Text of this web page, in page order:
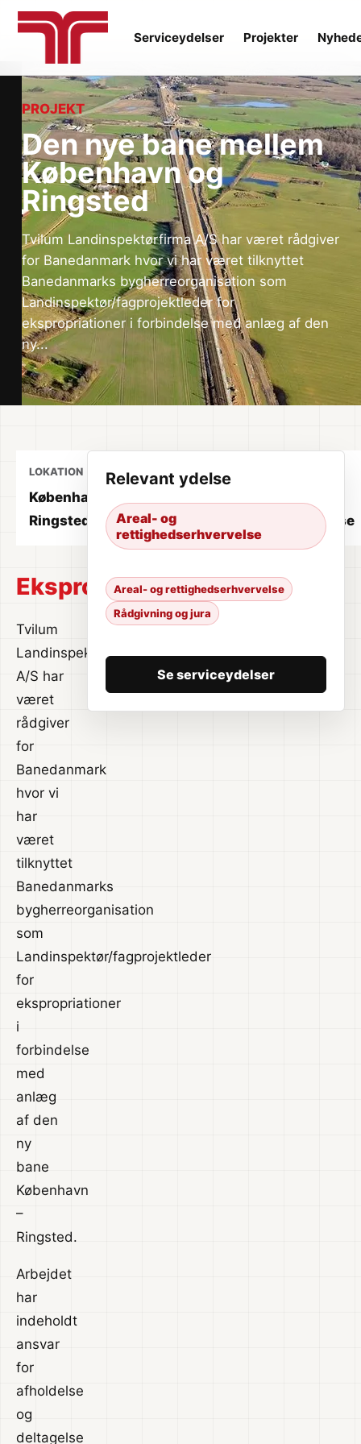
Serviceydelser Projekter
PROJEKT
Den nye bane mellem
København og
Ringsted
Tvilum Landinspektørfirma A/S har været rådgiver
for Banedanmark hvor vi har været tilknyttet
Banedanmarks bygherreorganisation som
Landinspektør/fagprojektleder for
ekspropriationer i forbindelse med anlæg af den
ny...
LOKATION
København-
Ringsted
YDELSE
rettighedserhvervelse
Ekspropriation
Tvilum
Landinspektørfirma
A/S har
været
rådgiver
for
Banedanmark
hvor vi
har
været
tilknyttet
Banedanmarks
bygherreorganisation
som
Landinspektør/fagprojektleder
for
ekspropriationer
i
forbindelse
med
anlæg
af den
ny
bane
København
–
Ringsted.
Arbejdet
har
indeholdt
ansvar
for
afholdelse
og
deltagelse
Relevant ydelse
Areal- og
rettighedserhvervelse
Areal- og rettighedserhvervelse
Rådgivning og jura
Se serviceydelser